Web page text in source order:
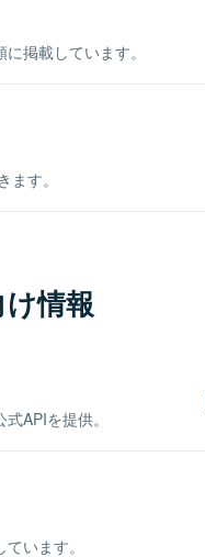
掲載しています。
す。
情報
APIを提供。
います。